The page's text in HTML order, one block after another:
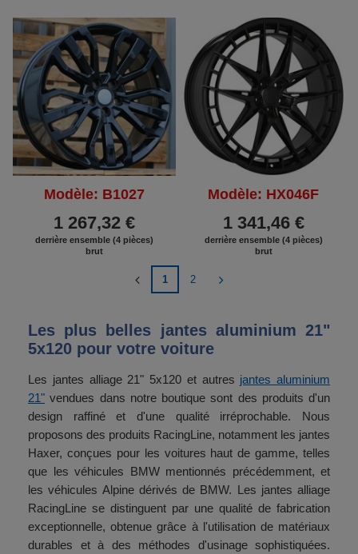
Modèle: B1027
1 267,32 €
derrière ensemble (4 pièces)
brut
Modèle: HX046F
1 341,46 €
derrière ensemble (4 pièces)
brut
1 2
Les plus belles jantes aluminium 21"
5x120 pour votre voiture
Les jantes alliage 21" 5x120 et autres jantes aluminium
21" vendues dans notre boutique sont des produits d'un
design raffiné et d'une qualité irréprochable. Nous
proposons des produits RacingLine, notamment les jantes
Haxer, conçues pour les voitures haut de gamme, telles
que les véhicules BMW mentionnés précédemment, et
les véhicules Alpine dérivés de BMW. Les jantes alliage
RacingLine se distinguent par une qualité de fabrication
exceptionnelle, obtenue grâce à l'utilisation de matériaux
durables et à des méthodes d'usinage sophistiquées.